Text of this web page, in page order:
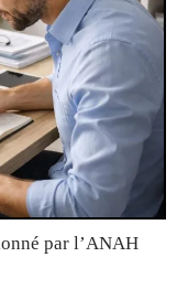
par l’ANAH